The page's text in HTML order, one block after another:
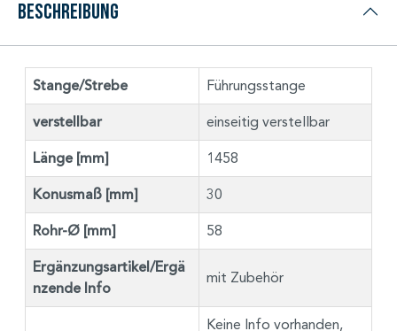
Beschreibung
Stange/Strebe Führungsstange
verstellbar einseitig verstellbar
Länge [mm] 1458
Konusmaß [mm] 30
Rohr-Ø [mm] 58
Ergänzungsartikel/Ergä
nzende Info
mit Zubehör
Keine Info vorhanden,